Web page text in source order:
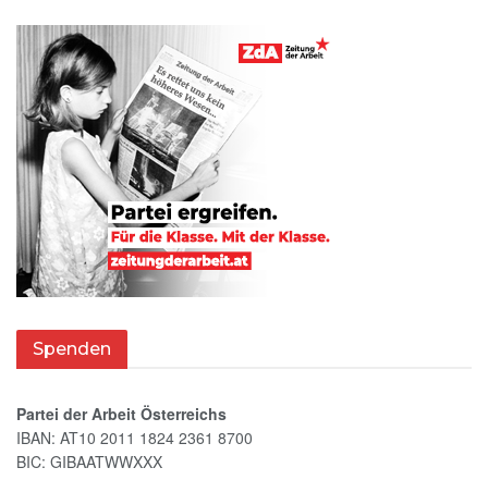
Spenden
Partei der Arbeit Österreichs
IBAN: AT10 2011 1824 2361 8700
BIC: GIBAATWWXXX